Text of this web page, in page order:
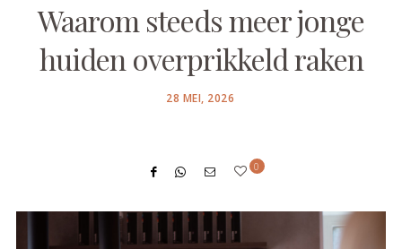
Waarom steeds meer jonge
huiden overprikkeld raken
POSTED
28 MEI, 2026
0